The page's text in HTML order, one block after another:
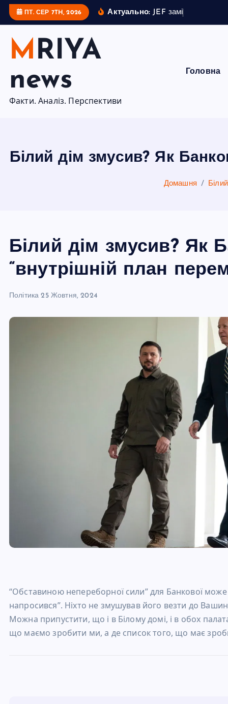
ПТ. СЕР 7TH, 2026 Актуально: J E F замі
MRIYA
news
Факти. Аналіз. Перспективи
Головна
Білий дім змусив? Як
Домашня
Білий дім змусив? Як
“внутрішній план
Політика 25 Жовтня, 2024
“Обставиною непереборної сили” для Банкової
напросився”. Ніхто не змушував його везти до
Можна припустити, що і в Білому домі, і в обох
що маємо зробити ми, а де список того, що має